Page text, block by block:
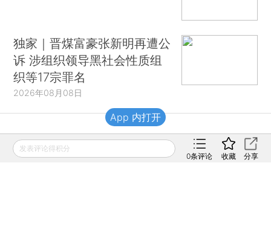
独家｜晋煤富豪张新明再遭公
诉 涉组织领导黑社会性质组
织等17宗罪名
2026年08月08日
财新移动
发表评论得积分
0条评论 收藏 分享
App 内打开